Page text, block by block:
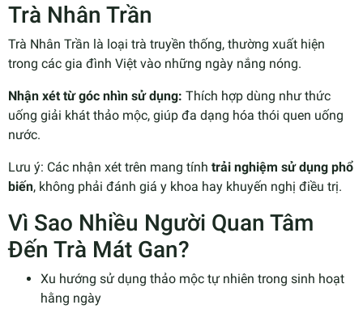
Trà Nhân Trần
Trà Nhân Trần là loại trà truyền thống, thường xuất hiện
trong các gia đình Việt vào những ngày nắng nóng.
Nhận xét từ góc nhìn sử dụng: Thích hợp dùng như thức
uống giải khát thảo mộc, giúp đa dạng hóa thói quen uống
nước.
Lưu ý: Các nhận xét trên mang tính trải nghiệm sử dụng phổ
biến, không phải đánh giá y khoa hay khuyến nghị điều trị.
Vì Sao Nhiều Người Quan Tâm
Đến Trà Mát Gan?
Xu hướng sử dụng thảo mộc tự nhiên trong sinh hoạt
hằng ngày